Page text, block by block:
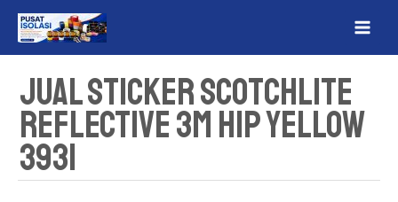
Jual Sticker Scotchlite
Reflective 3M HIP Yellow
3931